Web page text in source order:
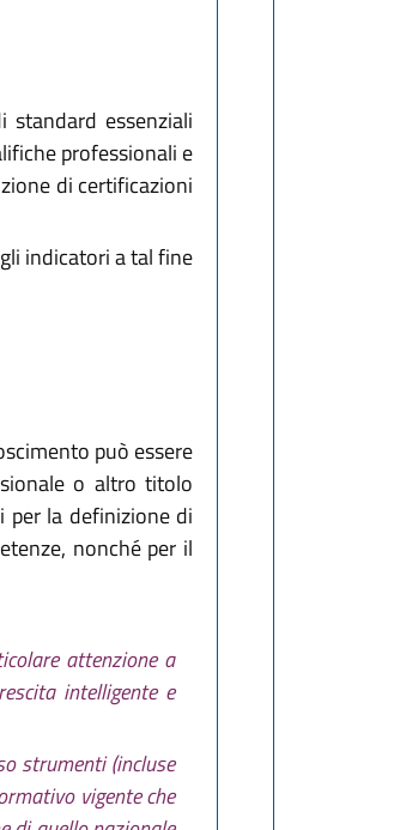
essenziali
professionali e
di certificazioni
indicatori a tal fine
può essere
o altro titolo
per la definizione di
nonché per il
attenzione a
intelligente e
strumenti (incluse
vigente che